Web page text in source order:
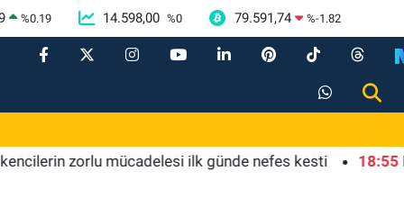
%0.19 14.598,00 %0 79.591,74 %-1.82
zorlu mücadelesi ilk günde nefes kesti 18:55